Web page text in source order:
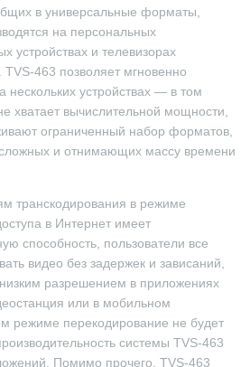
в универсальные форматы,
на персональных
устройствах и телевизорах
463 позволяет мгновенно
нескольких устройствах — в том
хватает вычислительной мощности,
ограниченный набор форматов,
и отнимающих массу времени
транскодирования в режиме
в Интернет имеет
способность, пользователи все
видео без задержек и зависаний,
разрешением в приложениях
или в мобильном
режиме перекодирование не будет
системы TVS-463
Помимо прочего, TVS-463